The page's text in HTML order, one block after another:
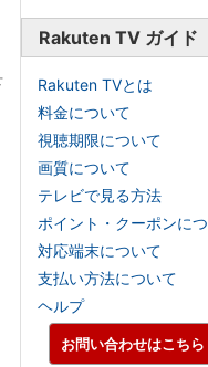
Rakuten TV ガイド
Rakuten TVとは
料金について
視聴期限について
画質について
テレビで見る方法
ポイント・クーポンに
対応端末について
支払い方法について
ヘルプ
お問い合わせはこちら